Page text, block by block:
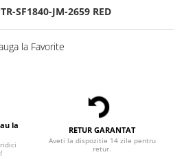
SF1840-JM-2659 RED
la Favorite
la
RETUR GARANTAT
Aveti la dispozitie 14 zile pentru
retur.